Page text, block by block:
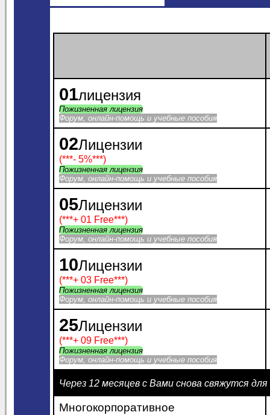
01лицензия
Пожизненная лицензия
Форум, онлайн-помощь и учебные пособия
02Лицензии
(***- 5%***)
Пожизненная лицензия
Форум, онлайн-помощь и учебные пособия
05Лицензии
(***+ 01 Free***)
Пожизненная лицензия
Форум, онлайн-помощь и учебные пособия
10Лицензии
(***+ 03 Free***)
Пожизненная лицензия
Форум, онлайн-помощь и учебные пособия
25Лицензии
(***+ 09 Free***)
Пожизненная лицензия
Форум, онлайн-помощь и учебные пособия
Через 12 месяцев с Вами снова свяжутся
Многокорпоративное